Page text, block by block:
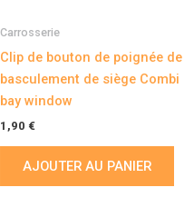
Carrosserie
Clip de bouton de poignée de
basculement de siège Combi
bay window
1,90 €
AJOUTER AU PANIER